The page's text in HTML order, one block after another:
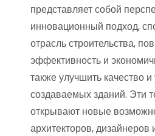
представляет собой
инновационный подход,
отрасль строительства,
эффективность и
также улучшить качество и
создаваемых зданий. Эти
открывают новые
архитекторов, дизайнеров